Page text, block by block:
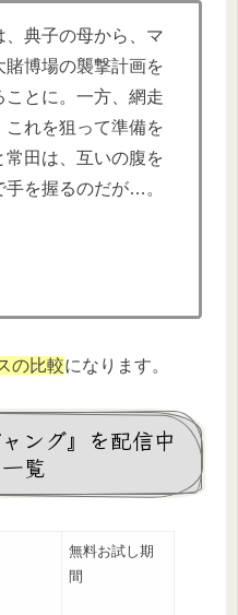
典子の母から、マ
賭博場の襲撃計画を
とに。一方、網走
れを狙って準備を
田は、互いの腹を
を握るのだが…。
の比較になります。
ング』を配信中
覧
無料お試し期
間